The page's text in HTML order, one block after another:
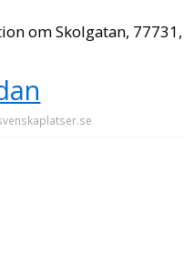
om Skolgatan, 77731,